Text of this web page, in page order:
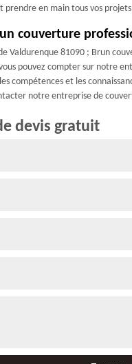
prendre en main tous vos
couverture
Valdurenque 81090 ; Brun
pouvez compter sur notre
compétences et les
notre entreprise de
devis gratuit